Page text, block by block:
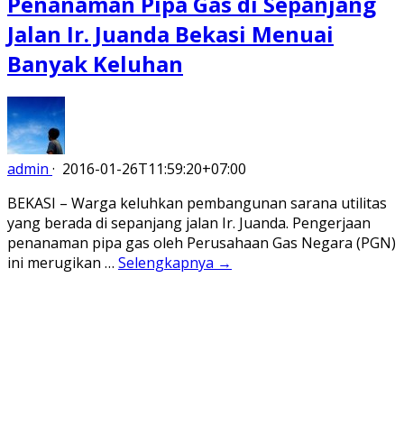
Jalan Ir. Juanda Bekasi Menuai
Banyak Keluhan
admin · 2016-01-26T11:59:20+07:00
BEKASI – Warga keluhkan pembangunan sarana utilitas
yang berada di sepanjang jalan Ir. Juanda. Pengerjaan
penanaman pipa gas oleh Perusahaan Gas Negara (PGN)
ini merugikan … Selengkapnya →